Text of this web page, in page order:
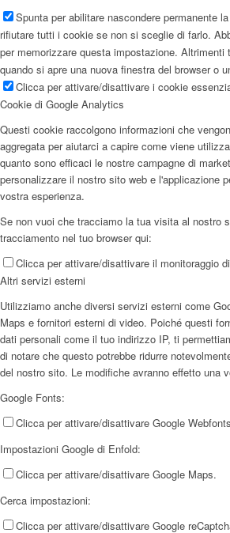
Spunta per abilitare nascondere permanente
rifiutare tutti i cookie se non si sceglie di farlo.
per memorizzare questa impostazione.
quando si apre una nuova finestra del browser o
Clicca per attivare/disattivare i cookie
Cookie di Google Analytics
Questi cookie raccolgono informazioni che
aggregata per aiutarci a capire come viene
quanto sono efficaci le nostre campagne di
personalizzare il nostro sito web e l'applicazione
vostra esperienza.
Se non vuoi che tracciamo la tua visita al nostro
tracciamento nel tuo browser qui:
Clicca per attivare/disattivare il monitoraggio
Altri servizi esterni
Utilizziamo anche diversi servizi esterni come
Maps e fornitori esterni di video. Poiché questi
dati personali come il tuo indirizzo IP, ti
di notare che questo potrebbe ridurre
del nostro sito. Le modifiche avranno effetto una
Google Fonts:
Clicca per attivare/disattivare Google
Impostazioni Google di Enfold:
Clicca per attivare/disattivare Google Maps.
Cerca impostazioni:
Clicca per attivare/disattivare Google